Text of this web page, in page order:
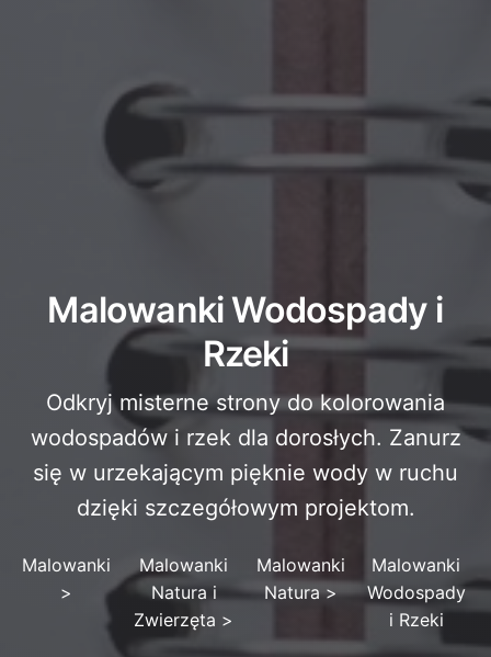
Malowanki Wodospady i
Rzeki
Odkryj misterne strony do kolorowania
wodospadów i rzek dla dorosłych. Zanurz
się w urzekającym pięknie wody w ruchu
dzięki szczegółowym projektom.
Malowanki
>
Malowanki
Natura i
Zwierzęta >
Malowanki
Natura>
Malowanki
Wodospady
i Rzeki